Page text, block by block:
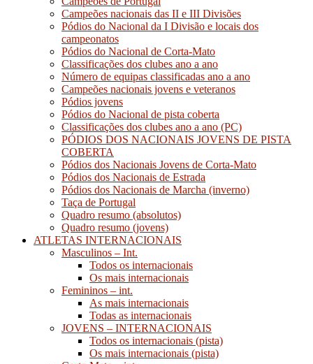
Campeões nacionais das II e III Divisões
Pódios do Nacional da I Divisão e locais dos
campeonatos
Pódios do Nacional de Corta-Mato
Classificações dos clubes ano a ano
Número de equipas classificadas ano a ano
Campeões nacionais jovens e veteranos
Pódios jovens
Pódios do Nacional de pista coberta
Classificações dos clubes ano a ano (PC)
PÓDIOS DOS NACIONAIS JOVENS DE PISTA
COBERTA
Pódios dos Nacionais Jovens de Corta-Mato
Pódios dos Nacionais de Estrada
Pódios dos Nacionais de Marcha (inverno)
Taça de Portugal
Quadro resumo (absolutos)
Quadro resumo (jovens)
ATLETAS INTERNACIONAIS
Masculinos – Int.
Todos os internacionais
Os mais internacionais
Femininos – int.
As mais internacionais
Todas as internacionais
JOVENS – INTERNACIONAIS
Todos os internacionais (pista)
Os mais internacionais (pista)